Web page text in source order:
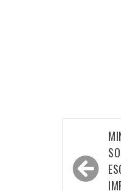
de
Post